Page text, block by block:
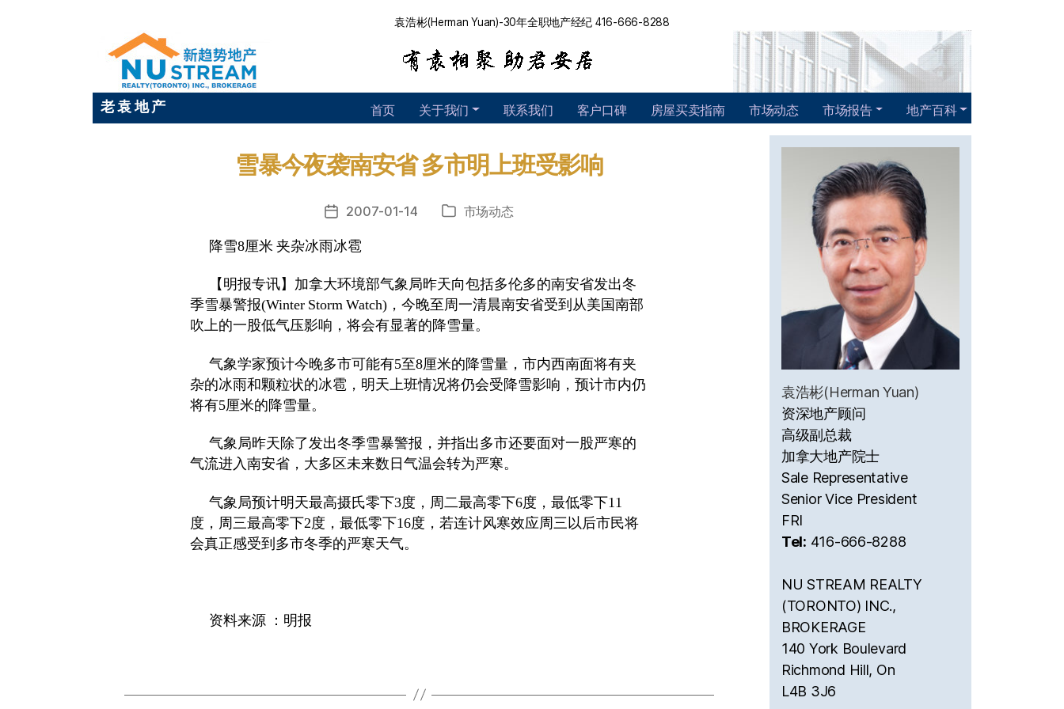
袁浩彬(Herman Yuan)-30年全职地产经纪 416-666-8288
老 袁 地 产 首页 关于我们 联系我们 客户口碑 房屋买卖指南 市场动态 市场报告 地产百科
雪暴今夜袭南安省 多市明上班受影响
发
日
2007-01-14
分 市场动态
降雪8厘米 夹杂冰雨冰雹
【明报专讯】加拿大环境部气象局昨天向包括多伦多的南安省发出冬
季雪暴警报(Winter Storm Watch)，今晚至周一清晨南安省受到从美国南部
吹上的一股低气压影响，将会有显著的降雪量。
气象学家预计今晚多市可能有5至8厘米的降雪量，市内西南面将有夹
杂的冰雨和颗粒状的冰雹，明天上班情况将仍会受降雪影响，预计市内仍
将有5厘米的降雪量。
气象局昨天除了发出冬季雪暴警报，并指出多市还要面对一股严寒的
气流进入南安省，大多区未来数日气温会转为严寒。
气象局预计明天最高摄氏零下3度，周二最高零下6度，最低零下11
度，周三最高零下2度，最低零下16度，若连计风寒效应周三以后市民将
会真正感受到多市冬季的严寒天气。
资料来源 ： 明报
袁浩彬(Herman Yuan)
资深地产顾问
高级副总裁
加拿大地产院士
Sale Representative
Senior Vice President
FRI
Tel: 416-666-8288
NU STREAM REALTY
(TORONTO) INC.,
BROKERAGE
140 York Boulevard
Richmond Hill, On
L4B 3J6